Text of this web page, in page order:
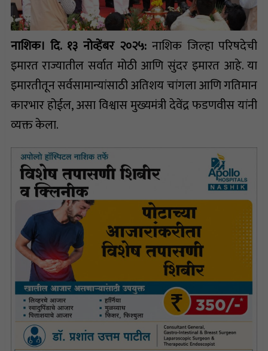
नाशिक। दि. १३ नोव्हेंबर २०२५:नाशिक जिल्हा परिषदेची
इमारत राज्यातील सर्वात मोठी आणि सुंदर इमारत आहे. या
इमारतीतून सर्वसामान्यांसाठी अतिशय चांगला आणि गतिमान
कारभार होईल, असा विश्वास मुख्यमंत्री देवेंद्र फडणवीस यांनी
व्यक्त केला.